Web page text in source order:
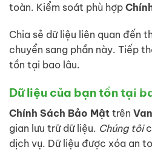
toàn. Kiểm soát phù hợp
Chia sẻ dữ liệu liên quan đến
chuyển sang phần này. Tiếp
tồn tại bao lâu.
Dữ liệu của bạn tồn tại
Chính Sách Bảo Mật trên
gian lưu trữ dữ liệu. Chúng tôi
dịch vụ. Dữ liệu được xóa an